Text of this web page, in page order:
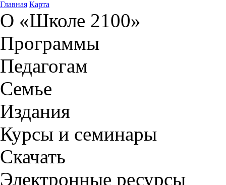
Главная Карта
О «Школе 2100»
Программы
Педагогам
Семье
Издания
Курсы и семинары
Скачать
Электронные ресурсы